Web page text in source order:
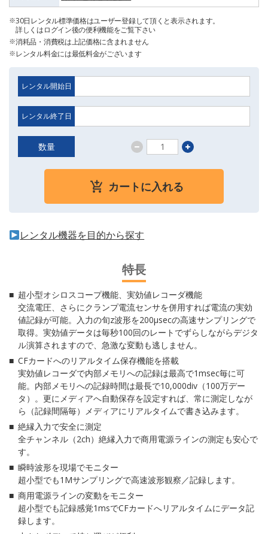
30日レンタル標準価格はユーザー登録して頂くと表示されます。
詳しくはログイン後の便利機能をご覧下さい
消耗品・消費税は上記価格に含まれません
レンタル料金には最低料金がございます
レンタル開始日
レンタル終了日
数量
カートに入れる
レンタル機器を目的から探す
特長
超小型オシロスコープ機能、実効値レコーダ機能
交流電圧、さらにクランプ電流センサを併用すれば電流の実効
値記録が可能。入力の旬z波形を200μsecの高速サンプリングで
取得。実効値データは毎秒100回のレートでずらしながらデジタ
ル演算されますので、急激な変動も逃しません。
CFカードへのリアルタイム保存機能を搭載
実効値レコーダで内部メモリへの記録は最高で1msec毎に可
能。内部メモリへの記録時間は最長で10,000div（100万デー
タ）。更にメディアへ自動保存を設定すれば、常に測定しなが
ら（記録間隔毎）メディアにリアルタイムで書き込みます。
絶縁入力で安全に測定
全チャンネル（2ch）絶縁入力で商用電源ラインの測定も安心で
す。
瞬時波形を現場でモニター
超小型でも1Mサンプリングで高速波形観察／記録します。
商用電源ラインの変動をモニター
超小型でも記録感覚1msでCFカードへリアルタイムにデータ記
録します。